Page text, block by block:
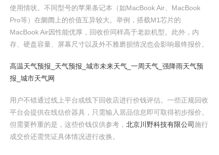
使用情状。不同型号的苹果条记本（如MacBook Air、MacBook
Pro等）在阛阓上的价值互异较大。举例，搭载M1芯片的
MacBook Air因性能优厚，回收价同样高于老款机型。此外，内
存、硬盘容量、屏幕尺寸以及外不雅磨损情况也会影响最终报价。
高温天气预报_天气预报_城市未来天气_一周天气_强降雨天气预
报_城市天气网
用户不错通过线上平台或线下回收店进行价钱评估。一些正规回收
平台会提供在线估价器具，只需输入居品信息即可取得初步报价。
但需要矜重的是，这些价钱仅供参考， 北京川野科技有限公司施行
成交价还需凭证具体情况进行改换。